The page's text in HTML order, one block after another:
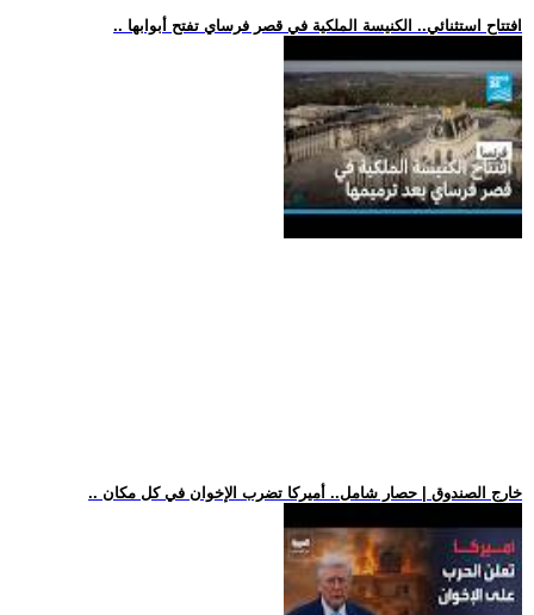
.. افتتاح استثنائي.. الكنيسة الملكية في قصر فرساي تفتح أبوابها
.. خارج الصندوق | حصار شامل.. أميركا تضرب الإخوان في كل مكان